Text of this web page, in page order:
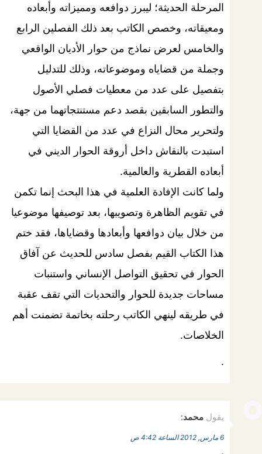
المرحلة الحديثة؛ ليبرز دوافعه ومميزاته وأبعاده
ومعيقاته، وخصص الكاتب بعد ذلك الفصلين الرابع
والخامس لعرض نماذج من حوار الأديان الواقعي
وجملة من قضاياه وموضوعاته، وذلك للتدليل
بتفصيل على عدد من معطيات فصلي الأصول
والتطور السابقين بقصد دعم مستنتجاتهما من جهة،
ولتحرير محال النزاع في عدد من القضايا التي
استبدت بالنقاش داخل أروقة الحوار الديني في
أبعاده القطرية والعالمية.
ولما كانت الإفادة العلمية في هذا البحث إنما تكمن
في تقويم الظاهرة وتصويبها، بعد توصيفها موضوعيا
من خلال بيان دوافعها وأبعادها وقضاياها، فقد ختم
هذا الكتاب القيم بفصل سادس للحديث عن آفاق
الحوار في تحقيق التواصل الإنساني واستنبات
مساحات جديدة للحوار والتحديات التي تقف عقبة
في طريقه لينهي الكاتب رحلته بخاتمة تضمنت أهم
الخلاصات.
.
يقول محمد:
6 مارس, 2012 الساعة 4:42 ص